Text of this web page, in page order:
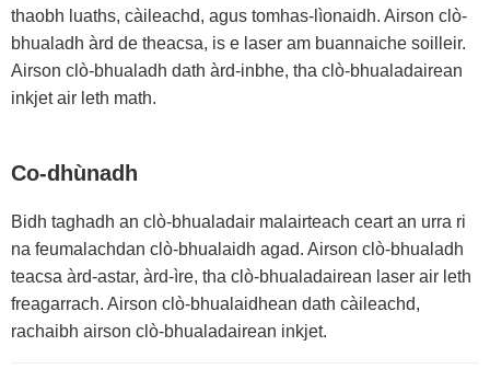
thaobh luaths, càileachd, agus tomhas-lìonaidh. Airson clò-
bhualadh àrd de theacsa, is e laser am buannaiche soilleir.
Airson clò-bhualadh dath àrd-inbhe, tha clò-bhualadairean
inkjet air leth math.
Co-dhùnadh
Bidh taghadh an clò-bhualadair malairteach ceart an urra ri
na feumalachdan clò-bhualaidh agad. Airson clò-bhualadh
teacsa àrd-astar, àrd-ìre, tha clò-bhualadairean laser air leth
freagarrach. Airson clò-bhualaidhean dath càileachd,
rachaibh airson clò-bhualadairean inkjet.